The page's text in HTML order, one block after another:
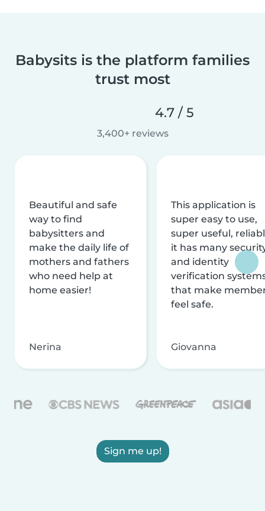
Babysits is the platform families
trust most
4.7 / 5
3,400+ reviews
Beautiful and safe
way to find
babysitters and
make the daily life of
mothers and fathers
who need help at
home easier!
Nerina
This application is
super easy to use,
super useful,
it has many
and identity
verification
that make
feel safe.
Giovanna
Sign me up!